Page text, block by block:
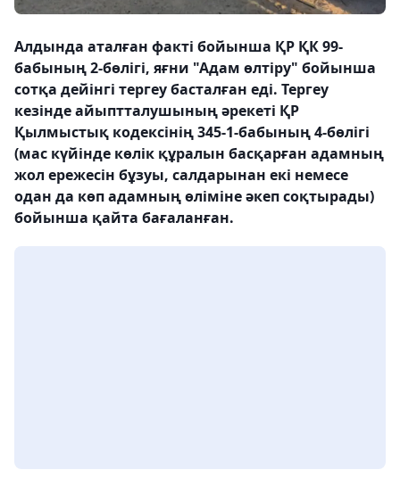
Алдында аталған факті бойынша ҚР ҚК 99-
бабының 2-бөлігі, яғни "Адам өлтіру" бойынша
сотқа дейінгі тергеу басталған еді. Тергеу
кезінде айыптталушының әрекеті ҚР
Қылмыстық кодексінің 345-1-бабының 4-бөлігі
(мас күйінде көлік құралын басқарған адамның
жол ережесін бұзуы, салдарынан екі немесе
одан да көп адамның өліміне әкеп соқтырады)
бойынша қайта бағаланған.